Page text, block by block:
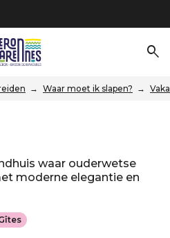
Waar moet ik slapen?
waar ouderwetse
moderne elegantie en